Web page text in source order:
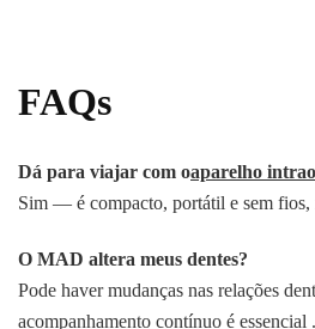
FAQs
Dá para viajar com oaparelho
Sim — é compacto, portátil e sem fios,
O MAD altera meus dentes?
Pode haver mudanças nas relações
acompanhamento contínuo é essencial .